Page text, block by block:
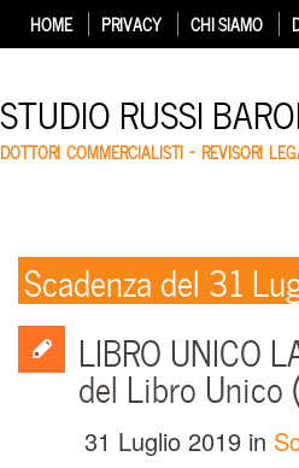
HOME PRIVACY CHI SIAMO
STUDIO RUSSI
DOTTORI COMMERCIALISTI – REVISORI
Scadenza del 31
LIBRO UNICO
del Libro Unico
31 Luglio 2019 in